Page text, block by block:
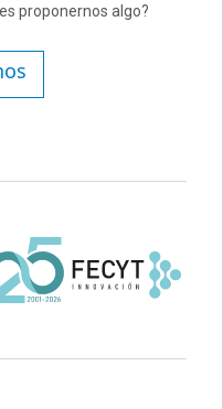
proponernos algo?